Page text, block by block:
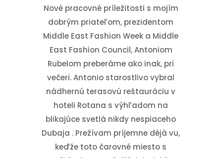
Nové pracovné príležitosti s mojím
dobrým priateľom, prezidentom
Middle East Fashion Week a Middle
East Fashion Council, Antoniom
Rubelom preberáme ako inak, pri
večeri. Antonio starostlivo vybral
nádhernú terasovú reštauráciu v
hoteli Rotana s výhľadom na
blikajúce svetlá nikdy nespiaceho
Dubaja . Prežívam príjemne déjà vu,
keďže toto čarovné miesto s